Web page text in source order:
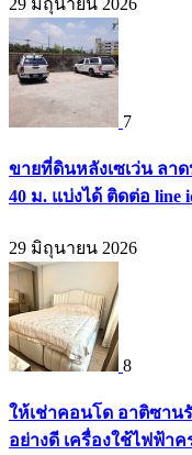
29 มิถุนายน 2026
7
ขายที่ดินหลังเซเว่น ลาด
40 ม. แบ่งได้ ติดต่อ line
29 มิถุนายน 2026
8
ให้เช่าคอนโด อาติซาน
อย่างดี เครื่องใช้ไฟฟ้าค